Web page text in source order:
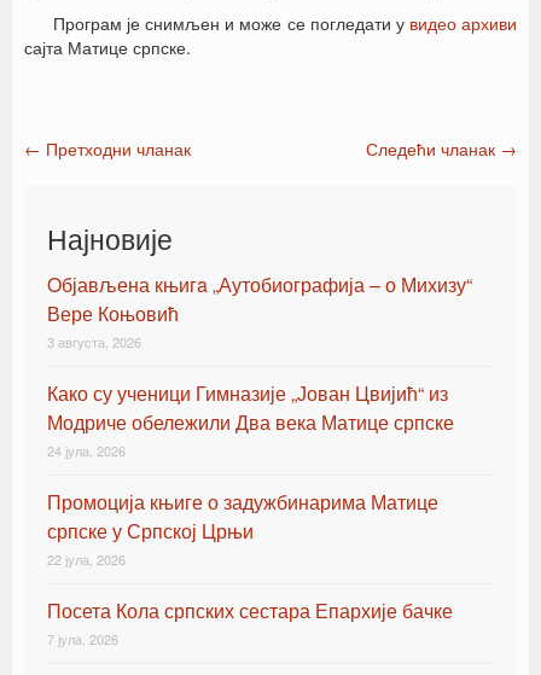
Програм је снимљен и може се погледати у видео архиви
сајта Матице српске.
Post navigation
Следећи чланак →
← Претходни чланак
Најновије
Oбјављена књигa „Аутобиографија – о Михизу“
Вере Коњовић
3 августа, 2026
Како су ученици Гимназије „Јован Цвијић“ из
Модриче обележили Два века Матице српске
24 јула, 2026
Промоција књиге о задужбинарима Матице
српске у Српској Црњи
22 јула, 2026
Посета Кола српских сестара Епархије бачке
7 јула, 2026